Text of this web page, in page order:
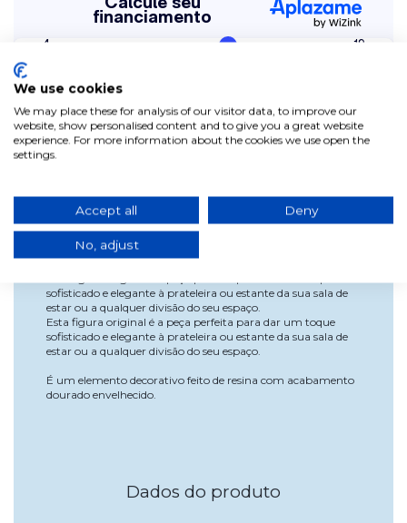
FIGURA DE RESINA CARAPAÇA
DOURADO ENVELHECIDA
sofisticado e elegante à prateleira ou estante da sua sala de
estar ou a qualquer divisão do seu espaço.
Esta figura original é a peça perfeita para dar um toque
sofisticado e elegante à prateleira ou estante da sua sala de
estar ou a qualquer divisão do seu espaço.
É um elemento decorativo feito de resina com acabamento
dourado envelhecido.
Dados do produto
We use cookies
We may place these for analysis of our visitor data, to improve our
website, show personalised content and to give you a great website
experience. For more information about the cookies we use open the
settings.
Accept all Deny
No, adjust